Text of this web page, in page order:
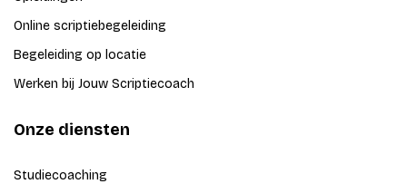
Online scriptiebegeleiding
Begeleiding op locatie
Werken bij Jouw Scriptiecoach
Onze diensten
Studiecoaching